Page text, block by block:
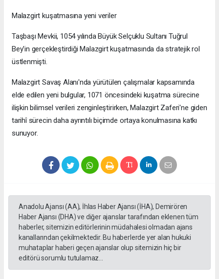
Malazgirt kuşatmasına yeni veriler
Taşbaşı Mevkii, 1054 yılında Büyük Selçuklu Sultanı Tuğrul
Bey'in gerçekleştirdiği Malazgirt kuşatmasında da stratejik rol
üstlenmişti.
Malazgirt Savaş Alanı'nda yürütülen çalışmalar kapsamında
elde edilen yeni bulgular, 1071 öncesindeki kuşatma sürecine
ilişkin bilimsel verileri zenginleştirirken, Malazgirt Zaferi'ne giden
tarihî sürecin daha ayrıntılı biçimde ortaya konulmasına katkı
sunuyor.
Anadolu Ajansı (AA), İhlas Haber Ajansı (İHA), Demirören
Haber Ajansı (DHA) ve diğer ajanslar tarafından eklenen tüm
haberler, sitemizin editörlerinin müdahalesi olmadan ajans
kanallarından çekilmektedir. Bu haberlerde yer alan hukuki
muhataplar haberi geçen ajanslar olup sitemizin hiç bir
editörü sorumlu tutulamaz...